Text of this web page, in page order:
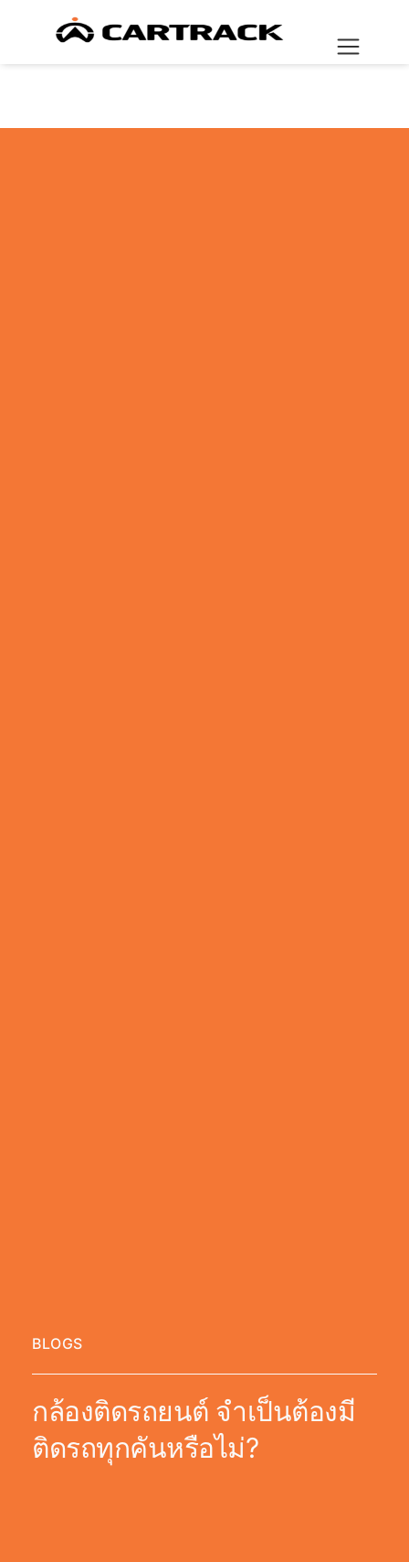
BLOGS
กล้องติดรถยนต์ จำเป็นต้องมี
ติดรถทุกคันหรือไม่?